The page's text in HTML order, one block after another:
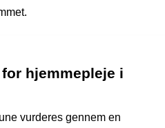
hjemmepleje i
vurderes gennem en